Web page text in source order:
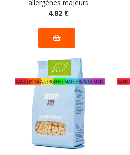
allergènes majeurs
4.82 €